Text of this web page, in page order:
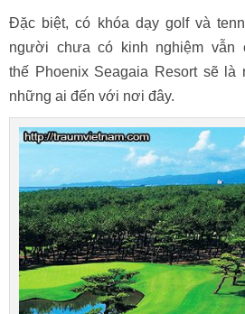
Đặc biệt, có khóa dạy golf và
người chưa có kinh nghiệm vẫn
thế Phoenix Seagaia Resort sẽ
những ai đến với nơi đây.